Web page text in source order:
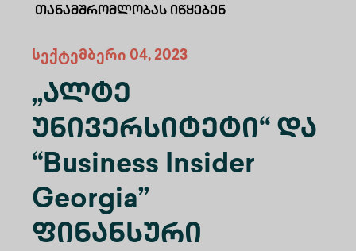
Თანამშრომლობას Იწყებენ
სექტემბერი 04, 2023
„ალტე
Უნივერსიტეტი“ Და
“Business Insider
Georgia”
Ფინანსური